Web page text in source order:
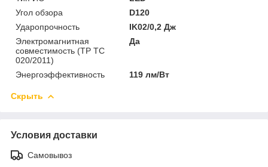
Угол обзора
D120
Ударопрочность
IK02/0,2 Дж
Электромагнитная
совместимость (ТР ТС
020/2011)
Да
Энергоэффективность 119 лм/Вт
Скрыть
Условия доставки
Самовывоз